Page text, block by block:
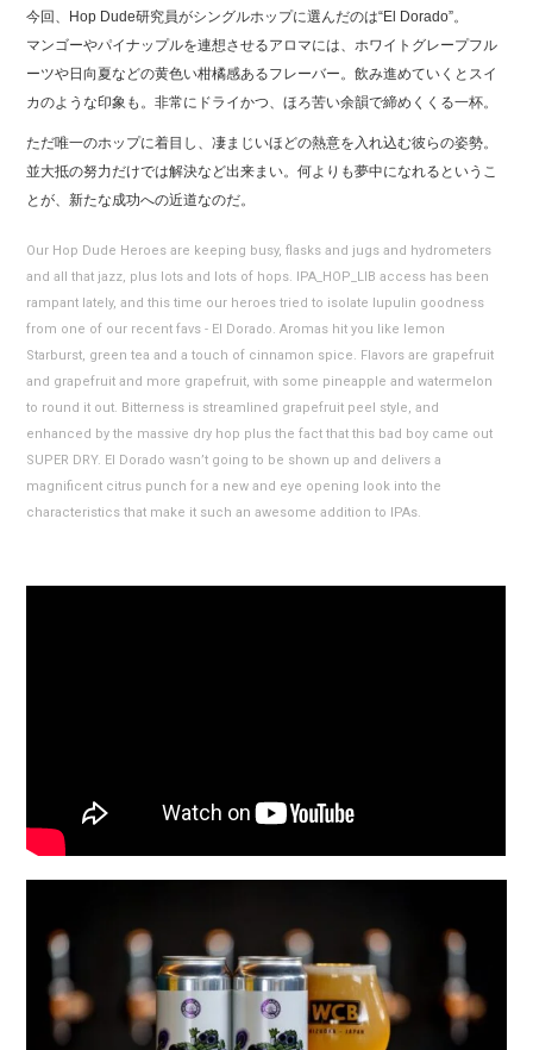
今回、Hop Dude研究員がシングルホップに選んだのは“El Dorado”。
マンゴーやパイナップルを連想させるアロマには、ホワイトグレープフル
ーツや日向夏などの黄色い柑橘感あるフレーバー。飲み進めていくとスイ
カのような印象も。非常にドライかつ、ほろ苦い余韻で締めくくる一杯。
ただ唯一のホップに着目し、凄まじいほどの熱意を入れ込む彼らの姿勢。
並大抵の努力だけでは解決など出来まい。何よりも夢中になれるというこ
とが、新たな成功への近道なのだ。
Our Hop Dude Heroes are keeping busy, flasks and jugs and hydrometers
and all that jazz, plus lots and lots of hops. IPA_HOP_LIB access has been
rampant lately, and this time our heroes tried to isolate lupulin goodness
from one of our recent favs - El Dorado. Aromas hit you like lemon
Starburst, green tea and a touch of cinnamon spice. Flavors are grapefruit
and grapefruit and more grapefruit, with some pineapple and watermelon
to round it out. Bitterness is streamlined grapefruit peel style, and
enhanced by the massive dry hop plus the fact that this bad boy came out
SUPER DRY. El Dorado wasn’t going to be shown up and delivers a
magnificent citrus punch for a new and eye opening look into the
characteristics that make it such an awesome addition to IPAs.